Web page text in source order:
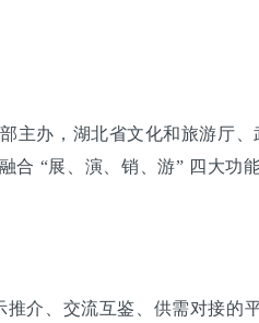
主办，湖北省文化和旅游厅、
合 “展、演、销、游” 四大功
、交流互鉴、供需对接的平